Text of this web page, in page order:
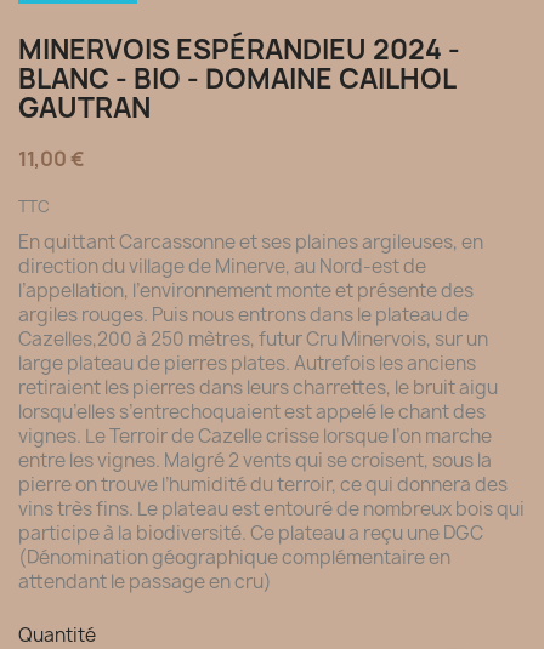
MINERVOIS ESPÉRANDIEU 2024 -
BLANC - BIO - DOMAINE CAILHOL
GAUTRAN
11,00 €
TTC
En quittant Carcassonne et ses plaines argileuses, en
direction du village de Minerve, au Nord-est de
l’appellation, l’environnement monte et présente des
argiles rouges. Puis nous entrons dans le plateau de
Cazelles,200 à 250 mètres, futur Cru Minervois, sur un
large plateau de pierres plates. Autrefois les anciens
retiraient les pierres dans leurs charrettes, le bruit aigu
lorsqu’elles s’entrechoquaient est appelé le chant des
vignes. Le Terroir de Cazelle crisse lorsque l’on marche
entre les vignes. Malgré 2 vents qui se croisent, sous la
pierre on trouve l’humidité du terroir, ce qui donnera des
vins très fins. Le plateau est entouré de nombreux bois qui
participe à la biodiversité. Ce plateau a reçu une DGC
(Dénomination géographique complémentaire en
attendant le passage en cru)
Quantité